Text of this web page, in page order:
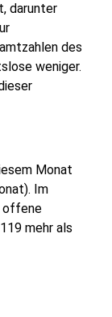
darunter
des
weniger.
Monat
Im
offene
mehr als